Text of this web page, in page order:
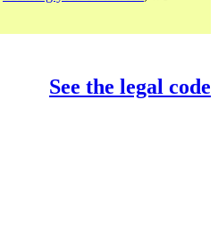
See the legal code